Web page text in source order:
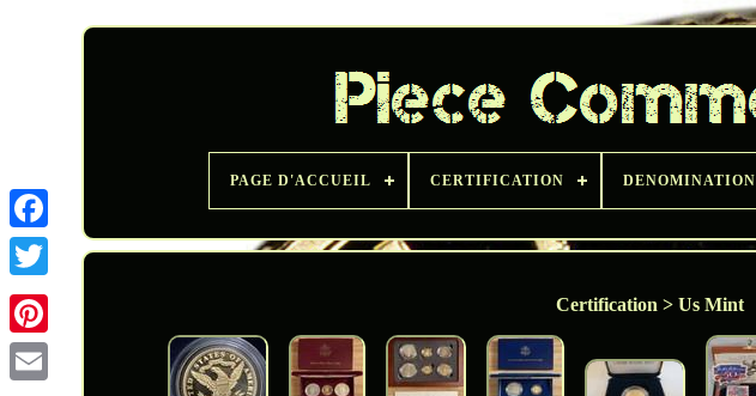
Twitter
PAGE D'ACCUEIL CERTIFICATION DENOMINATION
Certification > Us Mint